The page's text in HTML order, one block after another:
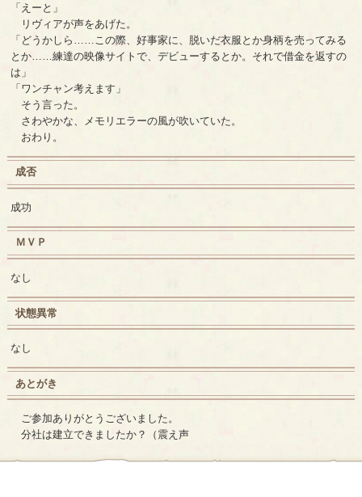
「えーと」
リヴィアが声をあげた。
「どうかしら……この際、好事家に、脱いだ衣服とか身柄を売ってみる
とか……練達の映像サイトで、デビューするとか。それで借金を返すの
は」
「ワンチャン考えます」
そう言った。
さわやかな、メモリエラーの風が吹いていた。
おわり。
成否
成功
ＭＶＰ
なし
状態異常
なし
あとがき
ご参加ありがとうございました。
分社は建立できましたか？（震え声